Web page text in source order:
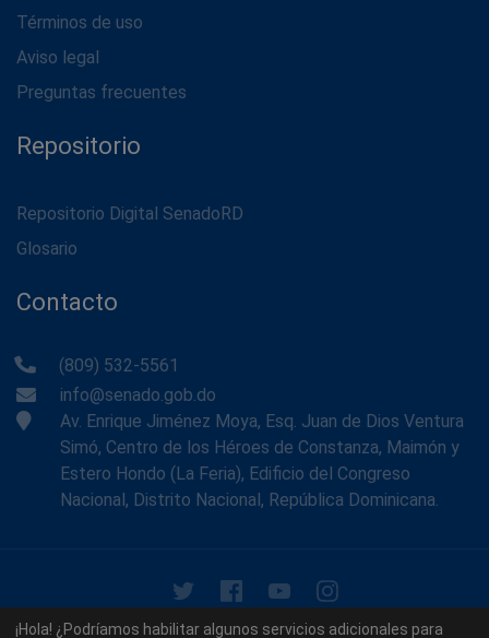
Términos de uso
Aviso legal
Preguntas frecuentes
Repositorio
Repositorio Digital SenadoRD
Glosario
Contacto
(809) 532-5561
info@senado.gob.do
Av. Enrique Jiménez Moya, Esq. Juan de Dios Ventura
Simó, Centro de los Héroes de Constanza, Maimón y
Estero Hondo (La Feria), Edificio del Congreso
Nacional, Distrito Nacional, República Dominicana.
© 2026 - Memoria Histórica del Senado de la República
¡Hola! ¿Podríamos habilitar algunos servicios adicionales para